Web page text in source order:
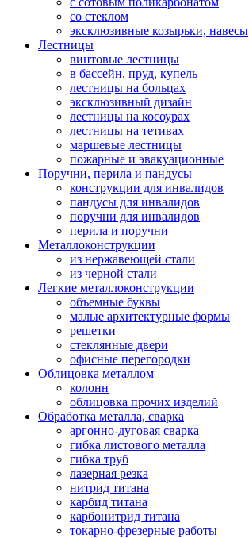
со стеклом
эксклюзивные козырьки, навесы
Лестницы
винтовые лестницы
в бассейн, пруд, купель
лестницы на больцах
эксклюзивный дизайн
лестницы на косоурах
лестницы на тетивах
маршевые лестницы
пожарные и эвакуационные
Поручни, перила и пандусы
конструкции для инвалидов
пандусы для инвалидов
поручни для инвалидов
перила и поручни
Металлоконструкции
из нержавеющей стали
из черной стали
Легкие металлоконструкции
объемные буквы
малые архитектурные формы
решетки
стеклянные двери
офисные перегородки
Облицовка металлом
колонн
облицовка прочих изделий
Обработка металла, сварка
аргонно-дуговая сварка
гибка листового металла
гибка труб
лазерная резка
нитрид титана
карбид титана
карбонитрид титана
токарно-фрезерные работы